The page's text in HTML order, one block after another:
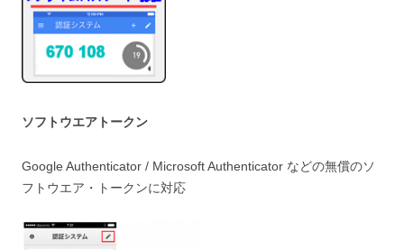
ソフトウエアトークン
Google Authenticator / Microsoft Authenticator などの無償のソ
フトウエア・トークンに対応